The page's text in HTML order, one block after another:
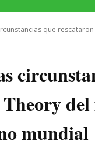
que
mundial